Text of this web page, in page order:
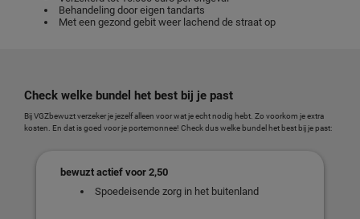
Behandeling door eigen tandarts
Met een gezond gebit weer lachend de straat op
Check welke bundel het best bij je past
Bij VGZbewuzt verzeker je jezelf alleen voor wat je echt nodig hebt. Zo voorkom je extra
kosten. En dat is goed voor je portemonnee! Check dus welke bundel het best bij je past:
bewuzt actief voor 2,50
Spoedeisende zorg in het buitenland